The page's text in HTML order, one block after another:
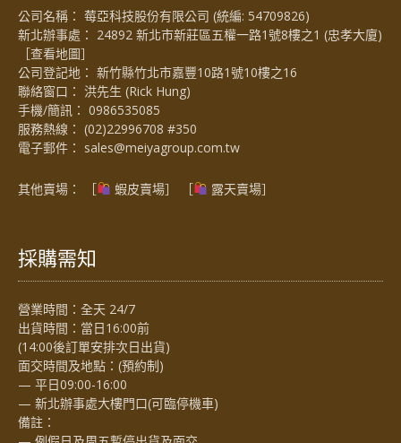
公司名稱： 莓亞科技股份有限公司 (統編: 54709826)
新北辦事處： 24892 新北市新莊區五權一路1號8樓之1 (忠孝大廈)
［查看地圖］
公司登記地： 新竹縣竹北市嘉豐10路1號10樓之16
聯絡窗口： 洪先生 (Rick Hung)
手機/簡訊： 0986535085
服務熱線： (02)22996708 #350
電子郵件： sales@meiyagroup.com.tw
其他賣場： ［ 蝦皮賣場］ ［ 露天賣場］
採購需知
營業時間：全天 24/7
出貨時間：當日16:00前
(14:00後訂單安排次日出貨)
面交時間及地點：(預約制)
— 平日09:00-16:00
— 新北辦事處大樓門口(可臨停機車)
備註：